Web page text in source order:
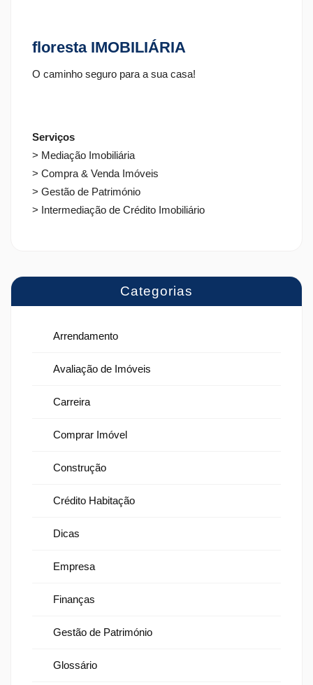
floresta IMOBILIÁRIA
O caminho seguro para a sua casa!
Serviços
> Mediação Imobiliária
> Compra & Venda Imóveis
> Gestão de Património
> Intermediação de Crédito Imobiliário
Categorias
Arrendamento
Avaliação de Imóveis
Carreira
Comprar Imóvel
Construção
Crédito Habitação
Dicas
Empresa
Finanças
Gestão de Património
Glossário